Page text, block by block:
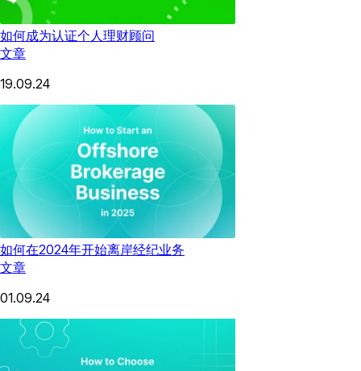
如何成为认证个人理财顾问
文章
19.09.24
如何在2024年开始离岸经纪业务
文章
01.09.24